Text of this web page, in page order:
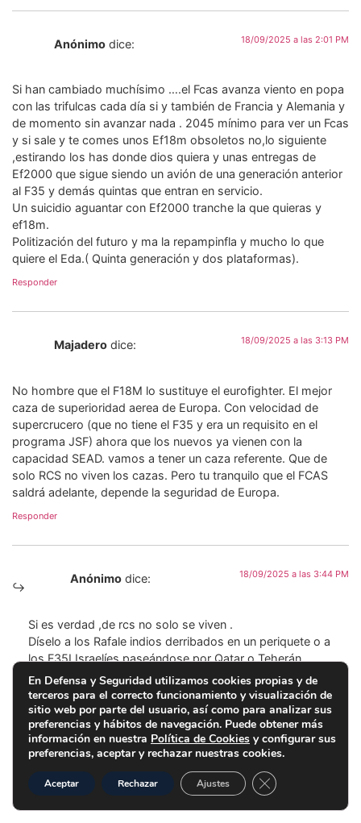
Anónimo dice: 18/09/2025 a las 2:01 PM
Si han cambiado muchísimo ….el Fcas avanza viento en popa
con las trifulcas cada día si y también de Francia y Alemania y
de momento sin avanzar nada . 2045 mínimo para ver un Fcas
y si sale y te comes unos Ef18m obsoletos no,lo siguiente
,estirando los has donde dios quiera y unas entregas de
Ef2000 que sigue siendo un avión de una generación anterior
al F35 y demás quintas que entran en servicio.
Un suicidio aguantar con Ef2000 tranche la que quieras y
ef18m.
Politización del futuro y ma la repampinfla y mucho lo que
quiere el Eda.( Quinta generación y dos plataformas).
Responder
Majadero dice: 18/09/2025 a las 3:13 PM
No hombre que el F18M lo sustituye el eurofighter. El mejor
caza de superioridad aerea de Europa. Con velocidad de
supercrucero (que no tiene el F35 y era un requisito en el
programa JSF) ahora que los nuevos ya vienen con la
capacidad SEAD. vamos a tener un caza referente. Que de
solo RCS no viven los cazas. Pero tu tranquilo que el FCAS
saldrá adelante, depende la seguridad de Europa.
Responder
Anónimo dice: 18/09/2025 a las 3:44 PM
Si es verdad ,de rcs no solo se viven .
Díselo a los Rafale indios derribados en un periquete o a
los F35I Israelíes paseándose por Qatar o Teherán.
Al igual esto lo hace un Ef2000.
Díselo a la RAF que se ha cargado al Ef2000 , ha
descartado la compra de más Ef2000 tranche 4 ya que
son según ella muy inferiores a un F35A y ha puesto fecha
de baja de su flota de typhoon.
Todos de baja antes del 2040. Que surrealisticanente los
futuros halcón 3 aún estarán entregandose jejeje
En Defensa y Seguridad utilizamos cookies propias y de
terceros para el correcto funcionamiento y visualización de
sitio web por parte del usuario, así como para analizar sus
preferencias y hábitos de navegación. Puede obtener más
información en nuestra Política de Cookies y configurar sus
preferencias, aceptar y rechazar nuestras cookies.
Aceptar Rechazar Ajustes Cerrar el banner